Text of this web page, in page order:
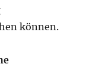
können.